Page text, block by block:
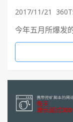
2017/11/21
今年五月所爆发